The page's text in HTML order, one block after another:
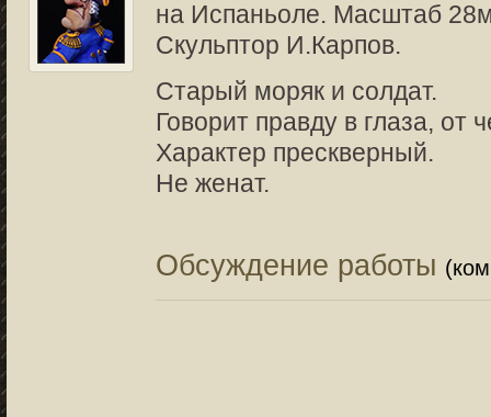
на Испаньоле. Масштаб
Скульптор И.Карпов.
Старый моряк и солдат.
Говорит правду в глаза, от
Характер прескверный.
Не женат.
Обсуждение работы